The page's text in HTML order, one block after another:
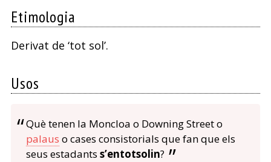
Etimologia
Derivat de ‘tot sol’.
Usos
Què tenen la Moncloa o Downing Street o
palaus o cases consistorials que fan que els
seus estadants s’entotsolin?